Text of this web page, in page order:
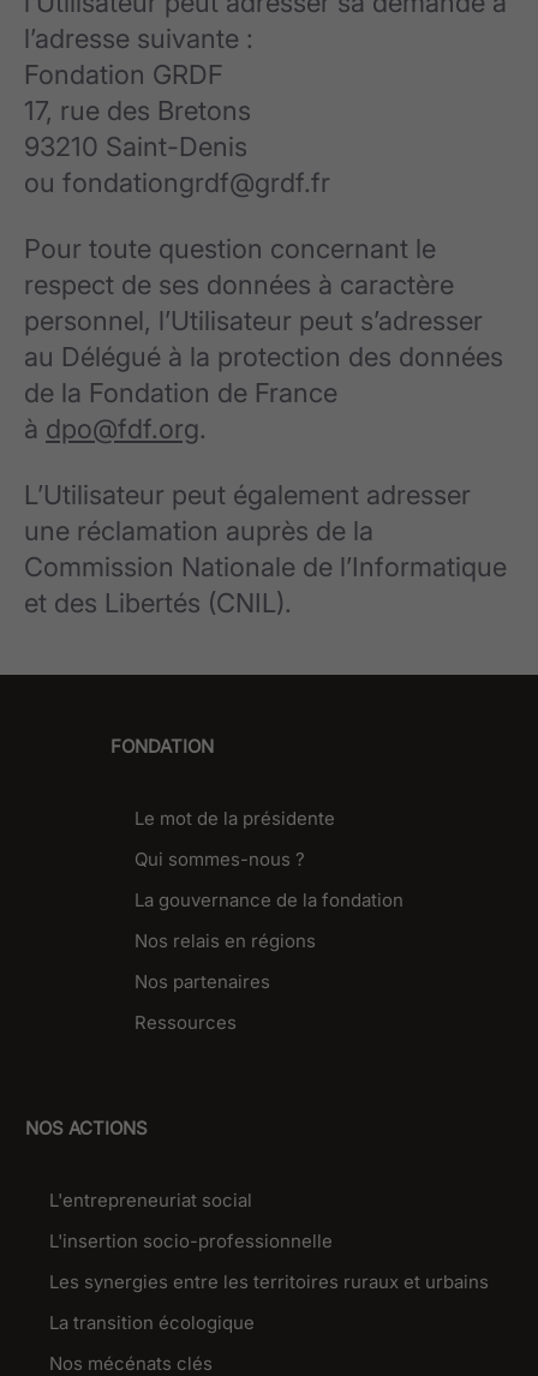
l’adresse suivante :
Fondation GRDF
17, rue des Bretons
93210 Saint-Denis
ou fondationgrdf@grdf.fr
Pour toute question concernant le
respect de ses données à caractère
personnel, l’Utilisateur peut s’adresser
au Délégué à la protection des données
de la Fondation de France
à dpo@fdf.org.
L’Utilisateur peut également adresser
une réclamation auprès de la
Commission Nationale de l’Informatique
et des Libertés (CNIL).
FONDATION
Le mot de la présidente
Qui sommes-nous ?
La gouvernance de la fondation
Nos relais en régions
Nos partenaires
Ressources
NOS ACTIONS
L'entrepreneuriat social
L'insertion socio-professionnelle
Les synergies entre les territoires ruraux et urbains
La transition écologique
Nos mécénats clés